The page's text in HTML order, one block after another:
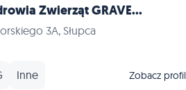
Zwierząt GRAVE...
3A, Słupca
Inne Zobacz profil